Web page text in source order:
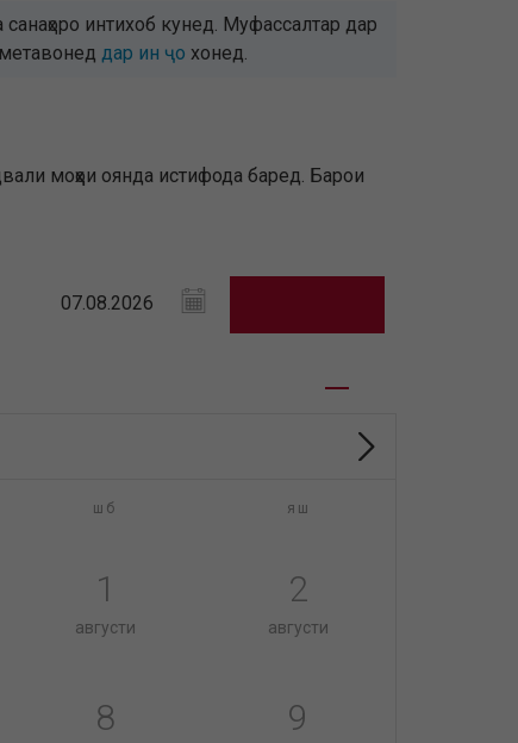
интихоб кунед. Муфассалтар дар
дар ин ҷо хонед.
моҳҳои оянда истифода баред. Барои
шб яш
1
августи
2
августи
8 9